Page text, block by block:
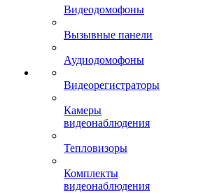
Видеодомофоны
Вызывные панели
Аудиодомофоны
Видеорегистраторы
Камеры
видеонаблюдения
Тепловизоры
Комплекты
видеонаблюдения